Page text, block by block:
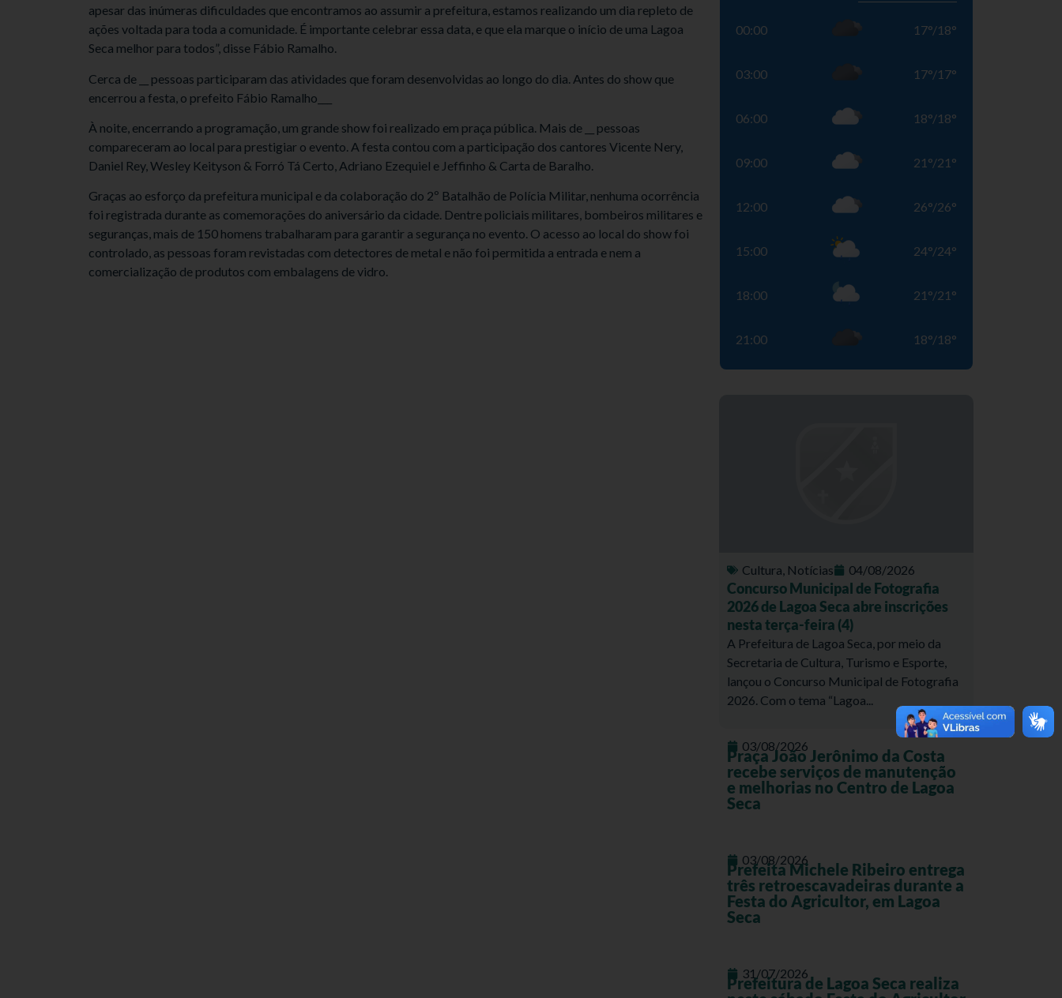
apesar das inúmeras dificuldades que encontramos ao assumir a prefeitura, estamos realizando um dia repleto de
ações voltada para toda a comunidade. É importante celebrar essa data, e que ela marque o início de uma Lagoa
Seca melhor para todos”, disse Fábio Ramalho.
Cerca de __ pessoas participaram das atividades que foram desenvolvidas ao longo do dia. Antes do show que
encerrou a festa, o prefeito Fábio Ramalho___
À noite, encerrando a programação, um grande show foi realizado em praça pública. Mais de __ pessoas
compareceram ao local para prestigiar o evento. A festa contou com a participação dos cantores Vicente Nery,
Daniel Rey, Wesley Keityson & Forró Tá Certo, Adriano Ezequiel e Jeffinho & Carta de Baralho.
Graças ao esforço da prefeitura municipal e da colaboração do 2º Batalhão de Polícia Militar, nenhuma ocorrência
foi registrada durante as comemorações do aniversário da cidade. Dentre policiais militares, bombeiros militares e
seguranças, mais de 150 homens trabalharam para garantir a segurança no evento. O acesso ao local do show foi
controlado, as pessoas foram revistadas com detectores de metal e não foi permitida a entrada e nem a
comercialização de produtos com embalagens de vidro.
00:00 17°/18°
03:00 17°/17°
06:00 18°/18°
09:00 21 °/21 °
12:00 26°/26°
15:00 24°/24°
18:00 21 °/21 °
21:00 18°/18°
Cultura, Notícias 04/08/2026
Concurso Municipal de Fotografia
2026 de Lagoa Seca abre inscrições
nesta terça-feira (4)
A Prefeitura de Lagoa Seca, por meio da
Secretaria de Cultura, Turismo e Esporte,
lançou o Concurso Municipal de Fotografia
2026. Com o tema “Lagoa...
03/08/2026
Praça João Jerônimo da Costa
recebe serviços de manutenção
e melhorias no Centro de Lagoa
Seca
03/08/2026
Prefeita Michele Ribeiro entrega
três retroescavadeiras durante a
Festa do Agricultor, em Lagoa
Seca
31/07/2026
Prefeitura de Lagoa Seca realiza